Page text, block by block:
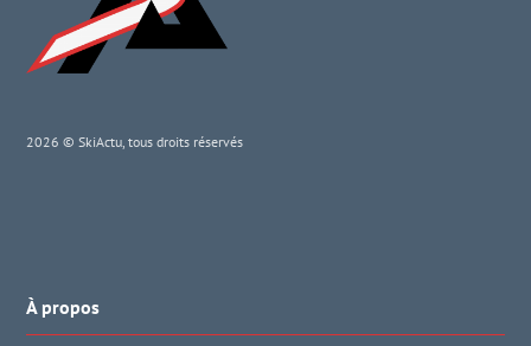
2026 © SkiActu, tous droits réservés
À propos